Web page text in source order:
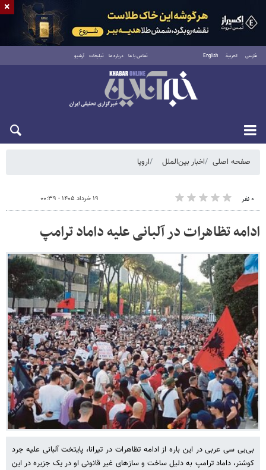
فارسی العربية English تماس با ما درباره ما تبلیغات آرشیو
شنبه ۱۷ مرداد ۱۴۰۵
صفحه اصلی اخبار بین‌الملل اروپا
۰ نفر ۱۹ خرداد ۱۴۰۵ - ۰۰:۳۹
ادامه تظاهرات در آلبانی علیه داماد ترامپ
بی‌بی سی عربی در این باره از ادامه تظاهرات در تیرانا، پایتخت آلبانی علیه جرد
کوشنر، داماد ترامپ به دلیل ساخت‌ و سازهای غیر قانونی او در یک جزیره در این
×